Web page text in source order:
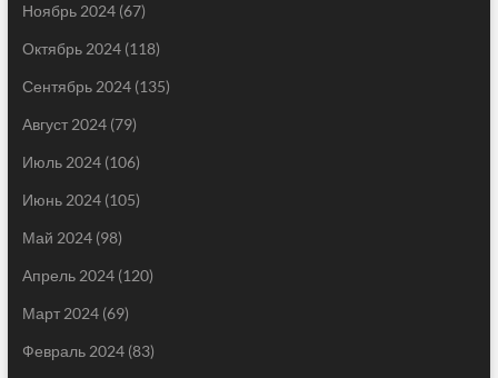
Ноябрь 2024(67)
Октябрь 2024(118)
Сентябрь 2024(135)
Август 2024(79)
Июль 2024(106)
Июнь 2024(105)
Май 2024(98)
Апрель 2024(120)
Март 2024(69)
Февраль 2024(83)